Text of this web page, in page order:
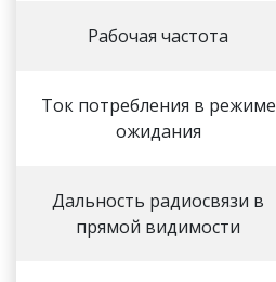
Рабочая частота
Ток потребления в режиме
ожидания
Дальность радиосвязи в
прямой видимости